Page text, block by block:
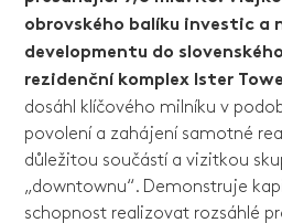
obrovského balíku investic a
developmentu do
rezidenční komplex Ister
dosáhl klíčového milníku v
povolení a zahájení samotné
důležitou součástí a vizitkou
„downtownu“. Demonstruje
schopnost realizovat rozsáhlé